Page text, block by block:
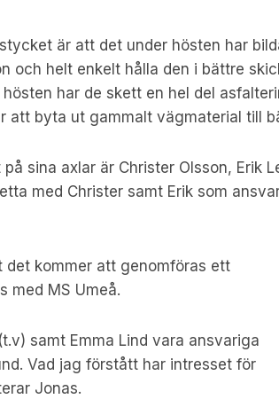
är att det under hösten har
och helt enkelt hålla den i bättre
har de skett en hel del
att byta ut gammalt vägmaterial till
sina axlar är Christer Olsson, Erik
med Christer samt Erik som
kommer att genomföras ett
med MS Umeå.
samt Emma Lind vara ansvariga
Vad jag förstått har intresset för
Jonas.